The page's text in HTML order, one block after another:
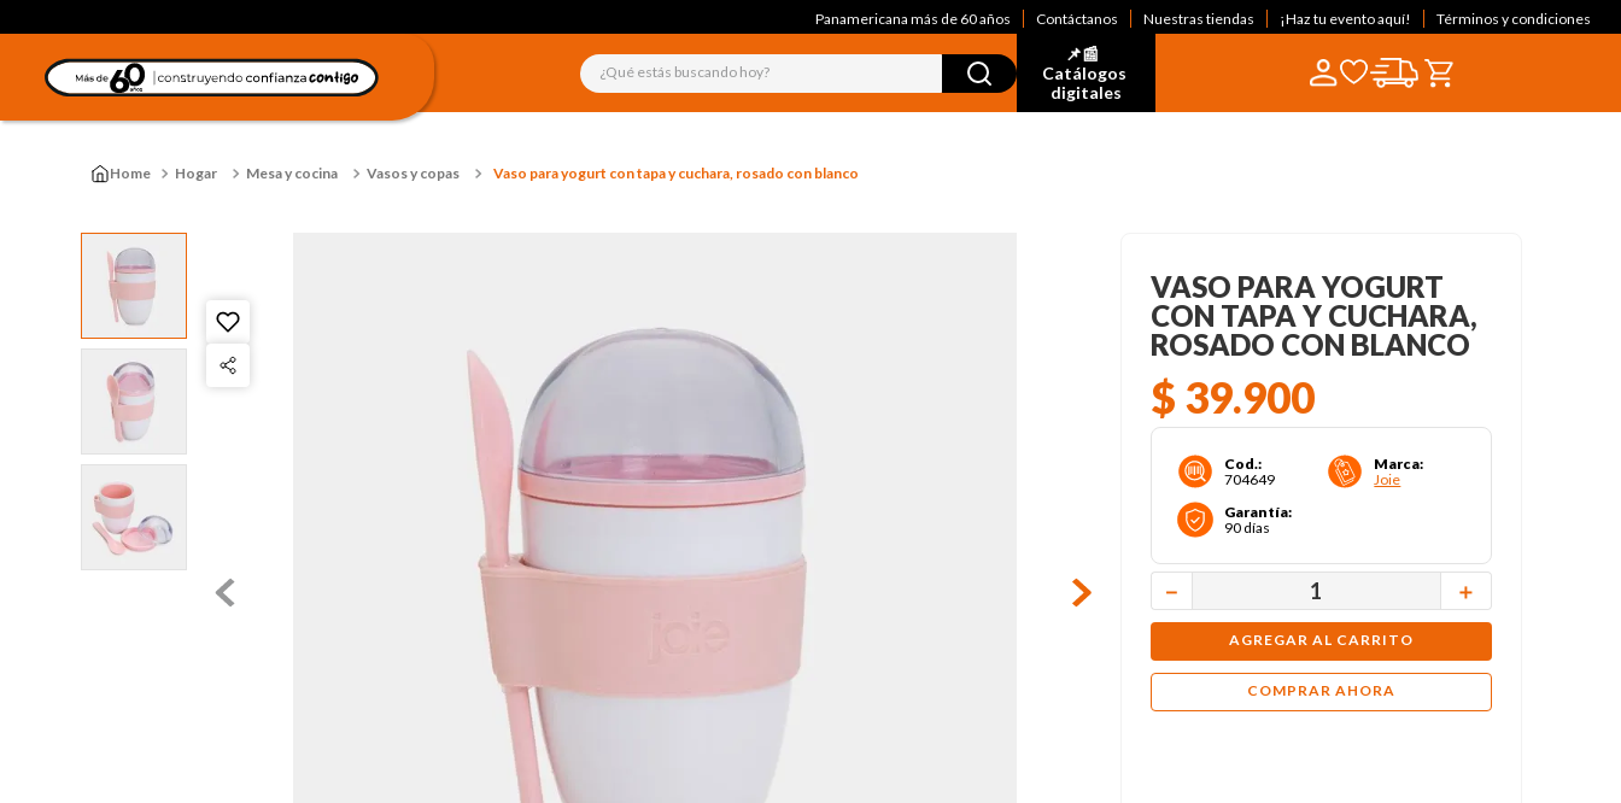
Panamericana más de 60 años Contáctanos Nuestras tiendas ¡Haz tu evento aquí! Términos y condiciones
¿Qué estás buscando hoy?
📌📰
Catálogos
digitales
Hogar Mesa y cocina Vasos y copas Vaso para yogurt con tapa y cuchara, rosado con blanco
VASO PARA YOGURT
CON TAPA Y CUCHARA,
ROSADO CON BLANCO
$ 39.900
Cod.:
704649
Marca:
Joie
Garantía:
90 días
＋
－
AGREGAR AL CARRITO
COMPRAR AHORA